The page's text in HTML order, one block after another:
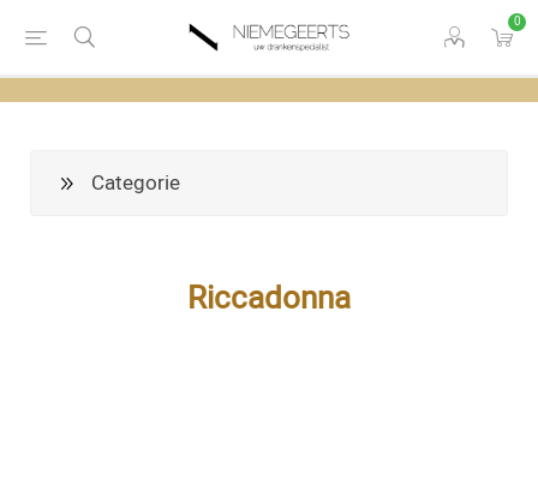
0
Categorie
Riccadonna